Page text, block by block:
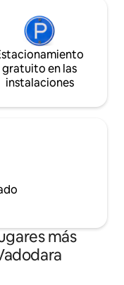
gratuito en las
instalaciones
más